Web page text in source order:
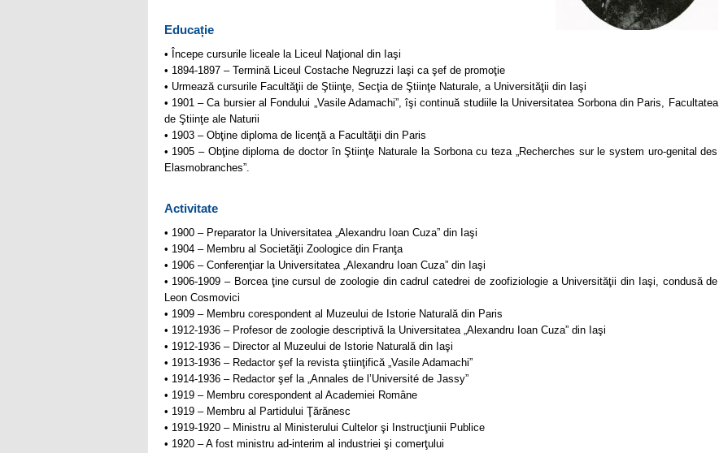
Educație
• Începe cursurile liceale la Liceul Naţional din Iaşi
• 1894-1897 – Termină Liceul Costache Negruzzi Iaşi ca şef de promoţie
• Urmează cursurile Facultăţii de Ştiinţe, Secţia de Ştiinţe Naturale, a Universităţii din Iaşi
• 1901 – Ca bursier al Fondului „Vasile Adamachi”, îşi continuă studiile la Universitatea Sorbona din Paris, Facultatea
de Ştiinţe ale Naturii
• 1903 – Obţine diploma de licenţă a Facultăţii din Paris
• 1905 – Obţine diploma de doctor în Ştiinţe Naturale la Sorbona cu teza „Recherches sur le system uro-genital des
Elasmobranches”.
Activitate
• 1900 – Preparator la Universitatea „Alexandru Ioan Cuza” din Iaşi
• 1904 – Membru al Societăţii Zoologice din Franţa
• 1906 – Conferenţiar la Universitatea „Alexandru Ioan Cuza” din Iaşi
• 1906-1909 – Borcea ţine cursul de zoologie din cadrul catedrei de zoofiziologie a Universităţii din Iaşi, condusă de
Leon Cosmovici
• 1909 – Membru corespondent al Muzeului de Istorie Naturală din Paris
• 1912-1936 – Profesor de zoologie descriptivă la Universitatea „Alexandru Ioan Cuza” din Iaşi
• 1912-1936 – Director al Muzeului de Istorie Naturală din Iaşi
• 1913-1936 – Redactor şef la revista ştiinţifică „Vasile Adamachi”
• 1914-1936 – Redactor şef la „Annales de l’Université de Jassy”
• 1919 – Membru corespondent al Academiei Române
• 1919 – Membru al Partidului Ţărănesc
• 1919-1920 – Ministru al Ministerului Cultelor şi Instrucţiunii Publice
• 1920 – A fost ministru ad-interim al industriei şi comerţului